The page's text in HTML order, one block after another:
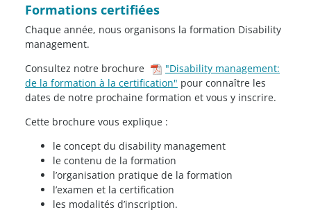
Formations certifiées
Chaque année, nous organisons la formation Disability
management.
Consultez notre brochure
"Disability management:
de la formation à la certification" pour connaître les
dates de notre prochaine formation et vous y inscrire.
Cette brochure vous explique :
le concept du disability management
le contenu de la formation
l’organisation pratique de la formation
l’examen et la certification
les modalités d’inscription.